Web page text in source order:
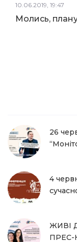
10.06.2019, 19:47
Молись,
26
4
ЖИВІ
ПРЕС-